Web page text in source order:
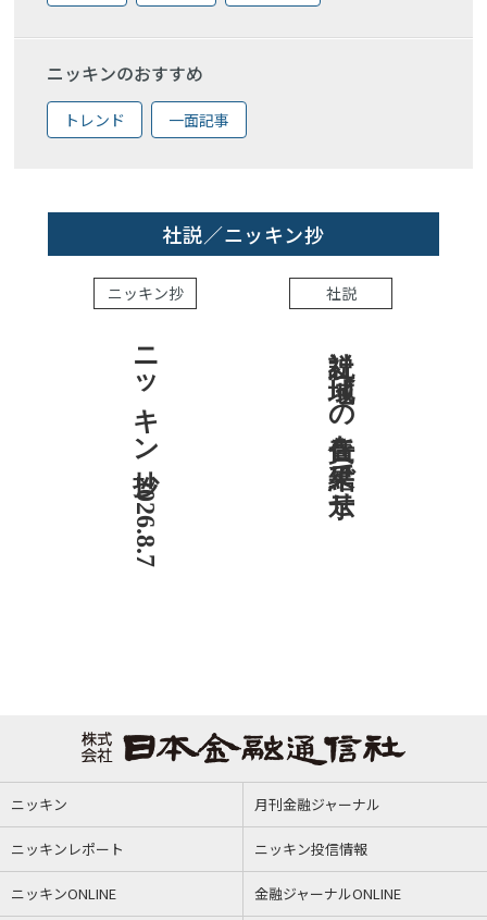
ニッキンのおすすめ
トレンド 一面記事
社説／ニッキン抄
ニッキン抄
ニッキン抄 2026.8.7
社説
社説 地域への責任を結果で示せ
ニッキン 月刊金融ジャーナル
ニッキンレポート ニッキン投信情報
ニッキンONLINE 金融ジャーナルONLINE